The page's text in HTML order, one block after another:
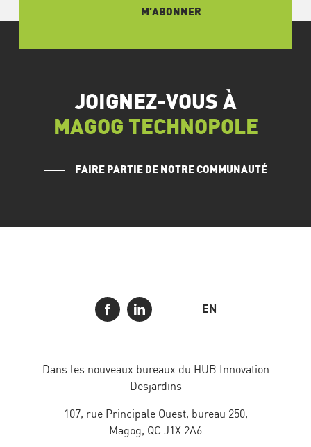
M’ABONNER
JOIGNEZ-VOUS À
MAGOG TECHNOPOLE
FAIRE PARTIE DE NOTRE COMMUNAUTÉ
EN
Dans les nouveaux bureaux du HUB Innovation
Desjardins
107, rue Principale Ouest, bureau 250,
Magog, QC J1X 2A6